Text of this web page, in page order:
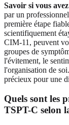
Savoir si vous
par un
première étape
scientifiquement
CIM-11, peuvent
groupes de
l'évitement, le
l'organisation de
précieux pour une
Quels sont les
TSPT-C selon